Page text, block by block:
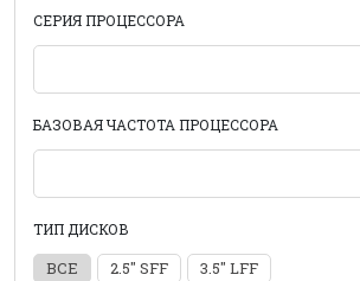
СЕРИЯ ПРОЦЕССОРА
БАЗОВАЯ ЧАСТОТА ПРОЦЕССОРА
ТИП ДИСКОВ
ВСЕ 2.5" SFF 3.5" LFF